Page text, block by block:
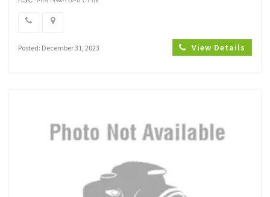
Posted: December 31, 2023 View Details